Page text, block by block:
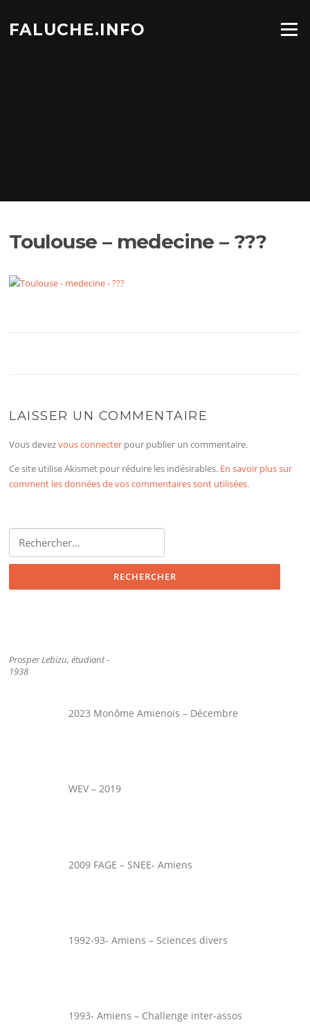
contenu
FALUCHE.INFO Menu
Toulouse – medecine – ???
LAISSER UN COMMENTAIRE
Vous devezvous connecter pour publier un commentaire.
Ce site utilise Akismet pour réduire les indésirables. En savoir plus sur
comment les données de vos commentaires sont utilisées.
Prosper Lebizu, étudiant -
1938
2023 Monôme Amienois – Décembre
WEV – 2019
2009 FAGE – SNEE- Amiens
1992-93- Amiens – Sciences divers
1993- Amiens – Challenge inter-assos